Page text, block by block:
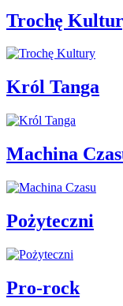
Trochę
Król Tanga
Machina
Pożyteczni
Pro-rock